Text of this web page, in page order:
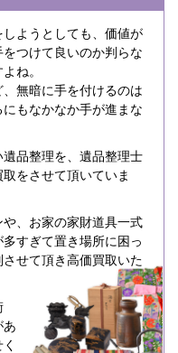
ようとしても、価値が
つけて良いのか判らな
ね。
無暗に手を付けるのは
もなかなか手が進まな
品整理を、遺品整理士
をさせて頂いていま
、お家の家財道具一式
すぎて置き場所に困っ
せて頂き高価買取いた
あ